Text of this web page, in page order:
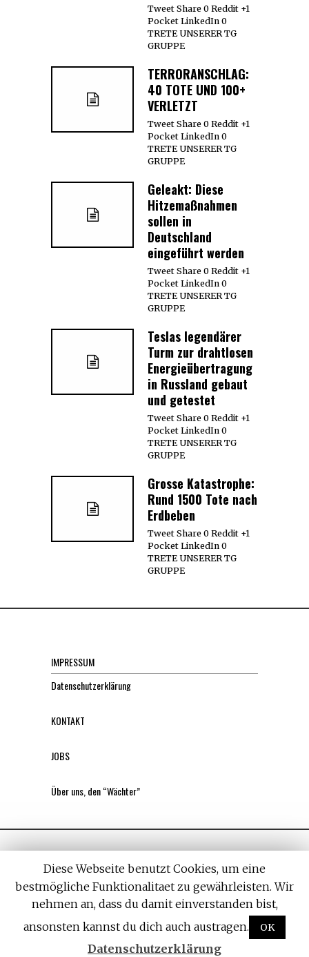
Tweet Share 0 Reddit +1
Pocket LinkedIn 0
TRETE UNSERER TG
GRUPPE
TERRORANSCHLAG:
40 TOTE UND 100+
VERLETZT
Tweet Share 0 Reddit +1
Pocket LinkedIn 0
TRETE UNSERER TG
GRUPPE
Geleakt: Diese
Hitzemaßnahmen
sollen in
Deutschland
eingeführt werden
Tweet Share 0 Reddit +1
Pocket LinkedIn 0
TRETE UNSERER TG
GRUPPE
Teslas legendärer
Turm zur drahtlosen
Energieübertragung
in Russland gebaut
und getestet
Tweet Share 0 Reddit +1
Pocket LinkedIn 0
TRETE UNSERER TG
GRUPPE
Grosse Katastrophe:
Rund 1500 Tote nach
Erdbeben
Tweet Share 0 Reddit +1
Pocket LinkedIn 0
TRETE UNSERER TG
GRUPPE
IMPRESSUM
Datenschutzerklärung
KONTAKT
JOBS
Über uns, den “Wächter”
All rights reserved. Designed by Withemes
Diese Webseite benutzt Cookies, um eine
bestmögliche Funktionalitaet zu gewährleisten. Wir
nehmen an, dass du damit einverstanden bist,
ansonsten kannst du dich auch austragen.
OK
Datenschutzerklärung